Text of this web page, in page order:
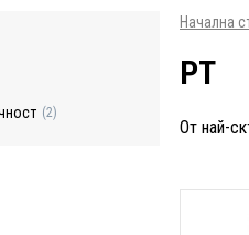
(2)
Начална
PT
От най-